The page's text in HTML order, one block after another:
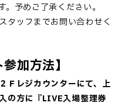
予めご了承ください。
タッフまでお問い合わせく
加方法】
Ｆレジカウンターにて、上
の方に『LIVE入場整理券